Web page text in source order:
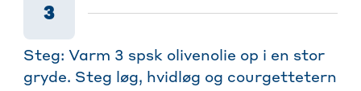
3
Steg: Varm 3 spsk olivenolie op i en stor
gryde. Steg løg, hvidløg og courgettetern